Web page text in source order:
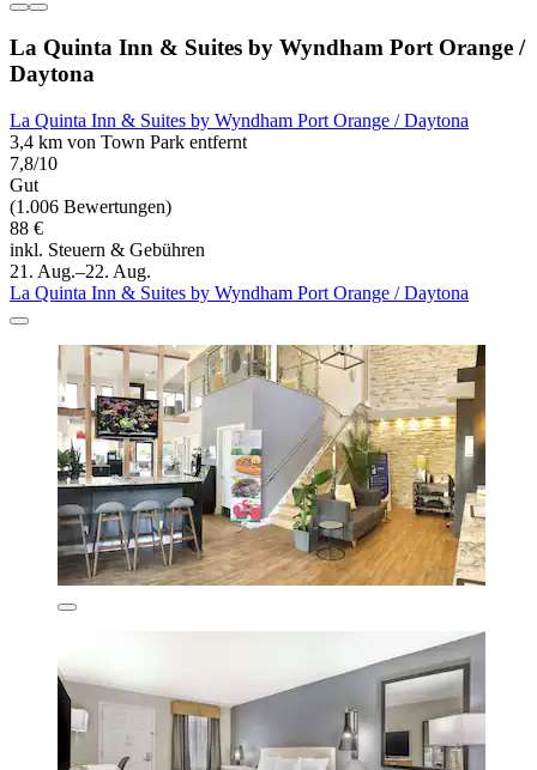
La Quinta Inn & Suites by Wyndham Port Orange /
Daytona
La Quinta Inn & Suites by Wyndham Port Orange / Daytona
3,4 km von Town Park entfernt
7,8/10
Gut
(1.006 Bewertungen)
88 €
inkl. Steuern & Gebühren
21. Aug.–22. Aug.
La Quinta Inn & Suites by Wyndham Port Orange / Daytona